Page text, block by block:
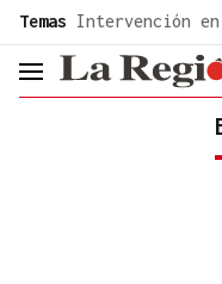
common.go-to-content
Temas Intervención en
header.menu.open